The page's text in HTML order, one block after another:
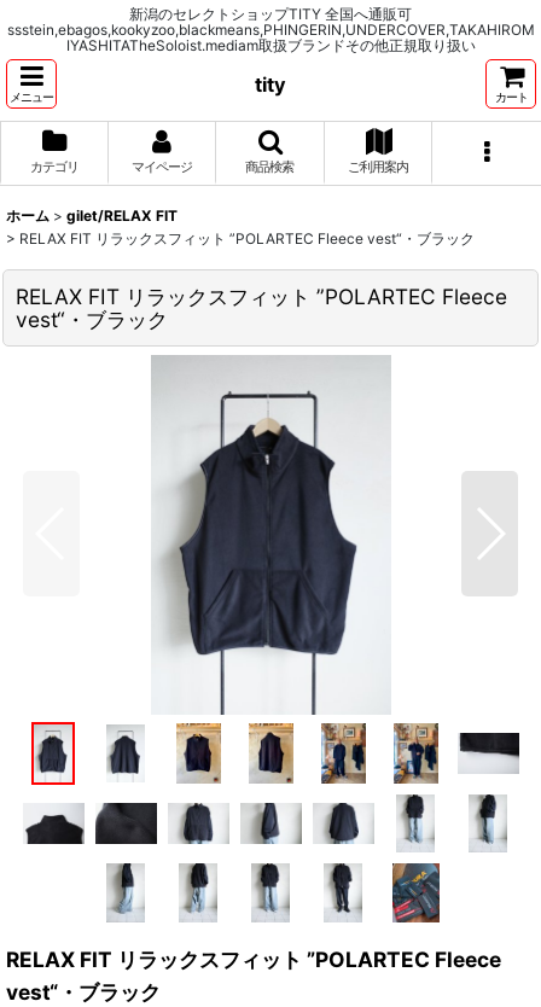
新潟のセレクトショップTITY 全国へ通販可
ssstein,ebagos,kookyzoo,blackmeans,PHINGERIN,UNDERCOVER,TAKAHIROM
IYASHITATheSoloist.mediam取扱ブランドその他正規取り扱い
メニュー
tity
カート
カテゴリ マイページ 商品検索 ご利用案内
ホーム > gilet/RELAX FIT
> RELAX FIT リラックスフィット ”POLARTEC Fleece vest“・ブラック
RELAX FIT リラックスフィット ”POLARTEC Fleece
vest“・ブラック
RELAX FIT リラックスフィット ”POLARTEC Fleece
vest“・ブラック